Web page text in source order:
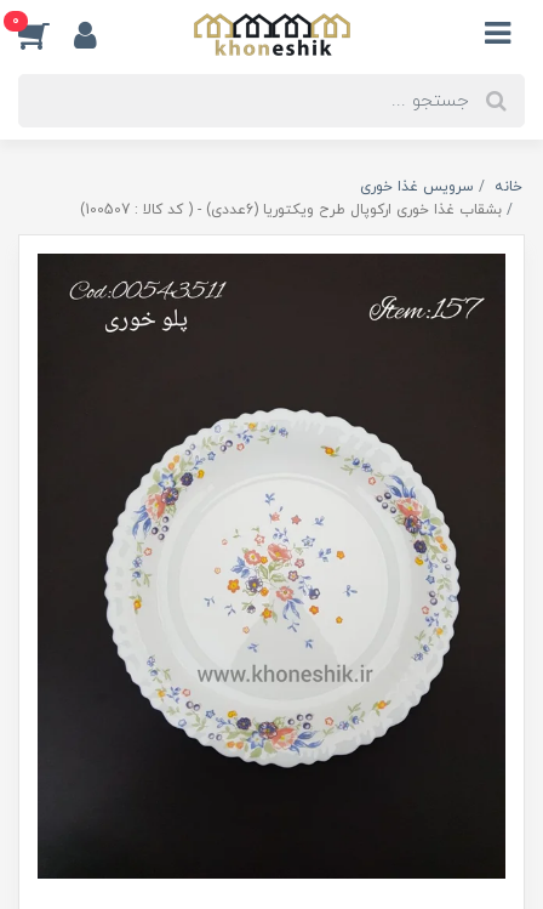
0
خانه
سرویس غذا خوری
بشقاب غذا خوری ارکوپال طرح ویکتوریا (6عددی) - ( کد کالا : 100507)